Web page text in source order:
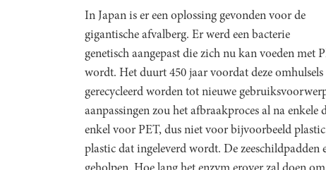
In Japan is er een oplossing gevonden voor de
gigantische afvalberg. Er werd een bacterie
genetisch aangepast die zich nu kan voeden met
wordt. Het duurt 450 jaar voordat deze
gerecycleerd worden tot nieuwe
aanpassingen zou het afbraakproces al na
enkel voor PET, dus niet voor bijvoorbeeld
plastic dat ingeleverd wordt. De zeeschildpadden